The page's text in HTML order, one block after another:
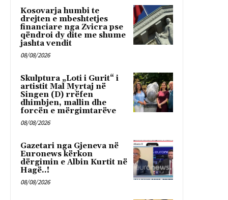
Kosovarja humbi te
drejten e mbeshtetjes
financiare nga Zvicra pse
qëndroi dy dite me shume
jashta vendit
08/08/2026
Skulptura „Loti i Gurit“ i
artistit Mal Myrtaj në
Singen (D) rrëfen
dhimbjen, mallin dhe
forcën e mërgimtarëve
08/08/2026
Gazetari nga Gjeneva në
Euronews kërkon
dërgimin e Albin Kurtit në
Hagë..!
08/08/2026